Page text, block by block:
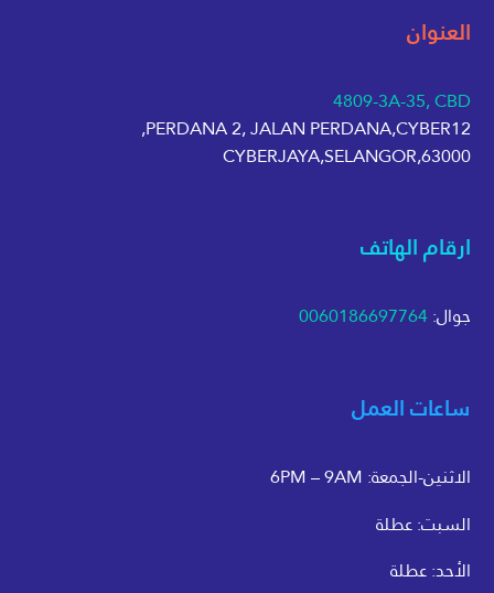
العنوان
4809-3A-35, CBD
PERDANA 2, JALAN PERDANA,CYBER12,
63000,CYBERJAYA,SELANGOR
ارقام الهاتف
جوال:0060186697764
ساعات العمل
الاثنين-الجمعة: 6PM – 9AM
السبت: عطلة
الأحد: عطلة